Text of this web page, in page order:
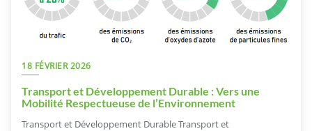
18 FÉVRIER 2026
Transport et Développement Durable : Vers une
Mobilité Respectueuse de l’Environnement
Transport et Développement Durable Transport et